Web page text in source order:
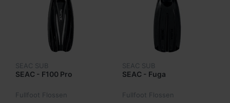
SEAC SUB
SEAC - F100 Pro
Fullfoot Flossen
SEAC SUB
SEAC - Fuga
Fullfoot Flossen